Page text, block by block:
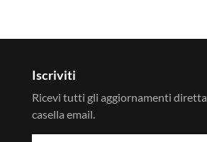
Iscriviti
Ricevi tutti gli aggiornamenti
casella email.